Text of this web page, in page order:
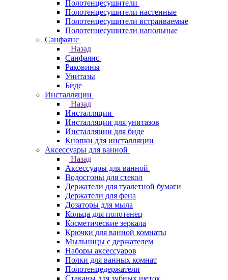
Полотенцесушители
Полотенцесушители настенные
Полотенцесушители встраиваемые
Полотенцесушители напольные
Санфаянс
Назад
Санфаянс
Раковины
Унитазы
Биде
Инсталляции
Назад
Инсталляции
Инсталляции для унитазов
Инсталляции для биде
Кнопки для инсталляции
Аксессуары для ванной
Назад
Аксессуары для ванной
Водосгоны для стекол
Держатели для туалетной бумаги
Держатели для фена
Дозаторы для мыла
Кольца для полотенец
Косметические зеркала
Крючки для ванной комнаты
Мыльницы с держателем
Наборы аксессуаров
Полки для ванных комнат
Полотенцедержатели
Стаканы для зубных щеток